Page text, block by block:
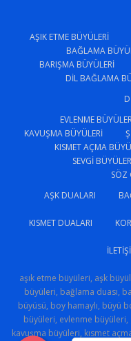
AŞIK ETME BÜYÜLERI
BAĞLAMA
BARIŞMA BÜYÜLERI
DIL BAĞLAMA
EVLENME
KAVUŞMA BÜYÜLERI
KISMET AÇMA
SEVGI
SÖZ
AŞK DUALARI
KISMET DUALARI
aşık etme büyüleri, aşk
büyüleri, bağlama duası,
büyüsü, boy hamaylı, büyü
büyüleri, evlenme
kavuşma büyüleri, kısmet